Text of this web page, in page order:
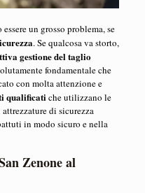
un grosso problema, se
. Se qualcosa va storto,
gestione del taglio
fondamentale che
con molta attenzione e
qualificatiche utilizzano le
di sicurezza
in modo sicuro e nella
Zenone al